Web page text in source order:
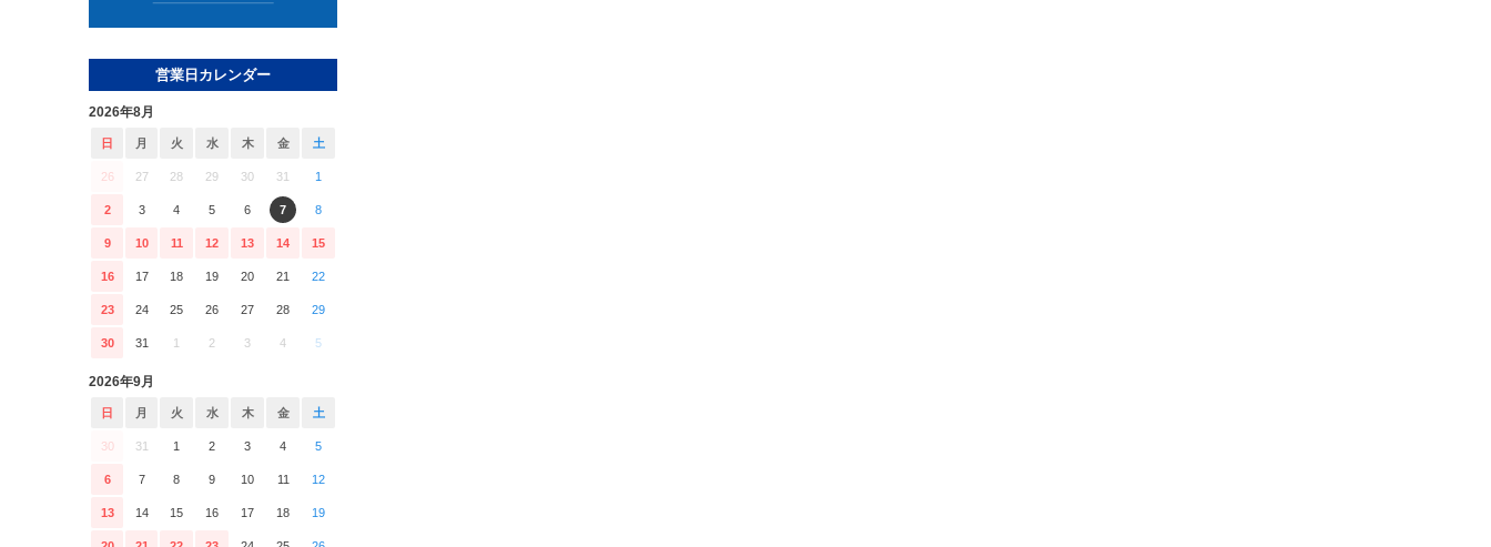
営業日カレンダー
2026年8月
日 月 火 水 木 金 土
26 27 28 29 30 31 1
2 3 4 5 6 7 8
9 10 11 12 13 14 15
16 17 18 19 20 21 22
23 24 25 26 27 28 29
30 31 1 2 3 4 5
2026年9月
日 月 火 水 木 金 土
30 31 1 2 3 4 5
6 7 8 9 10 11 12
13 14 15 16 17 18 19